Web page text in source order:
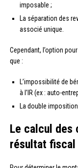
imposable ;
La séparation des
associé unique.
Cependant, l’option
que :
L’impossibilité de
à l’IR (ex : auto-
La double
Le calcul des
résultat fiscal